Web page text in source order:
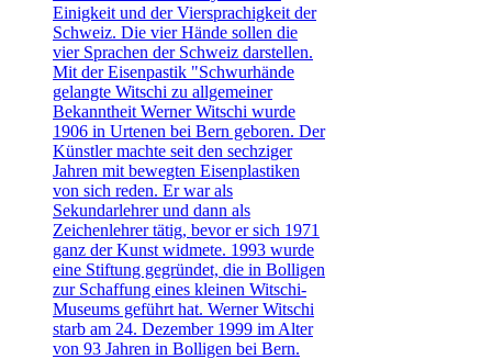
Einigkeit und der Viersprachigkeit der
Schweiz. Die vier Hände sollen die
vier Sprachen der Schweiz darstellen.
Mit der Eisenpastik "Schwurhände
gelangte Witschi zu allgemeiner
Bekanntheit Werner Witschi wurde
1906 in Urtenen bei Bern geboren. Der
Künstler machte seit den sechziger
Jahren mit bewegten Eisenplastiken
von sich reden. Er war als
Sekundarlehrer und dann als
Zeichenlehrer tätig, bevor er sich 1971
ganz der Kunst widmete. 1993 wurde
eine Stiftung gegründet, die in Bolligen
zur Schaffung eines kleinen Witschi-
Museums geführt hat. Werner Witschi
starb am 24. Dezember 1999 im Alter
von 93 Jahren in Bolligen bei Bern.